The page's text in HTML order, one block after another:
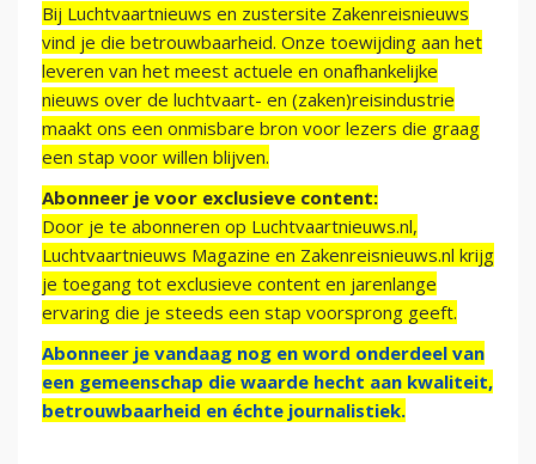
Bij Luchtvaartnieuws en zustersite Zakenreisnieuws
vind je die betrouwbaarheid. Onze toewijding aan het
leveren van het meest actuele en onafhankelijke
nieuws over de luchtvaart- en (zaken)reisindustrie
maakt ons een onmisbare bron voor lezers die graag
een stap voor willen blijven.
Abonneer je voor exclusieve content:
Door je te abonneren op Luchtvaartnieuws.nl,
Luchtvaartnieuws Magazine en Zakenreisnieuws.nl krijg
je toegang tot exclusieve content en jarenlange
ervaring die je steeds een stap voorsprong geeft.
Abonneer je vandaag nog en word onderdeel van
een gemeenschap die waarde hecht aan kwaliteit,
betrouwbaarheid en échte journalistiek.